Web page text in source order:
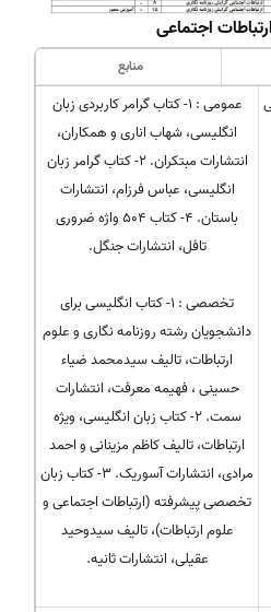
اجتماعی
منابع
عمومی : ۱- کتاب گرامر کاربردی زبان
انگلیسی، شهاب اناری و همکاران،
انتشارات مبتکران. ۲- کتاب گرامر زبان
انگلیسی، عباس فرزام، انتشارات
باستان. ۴- کتاب ۵۰۴ واژه ضروری
تافل، انتشارات جنگل.
تخصصی : ۱- کتاب انگلیسی برای
دانشجویان رشته روزنامه نگاری و علوم
ارتباطات، تالیف سیدمحمد ضیاء
حسینی ، فهیمه معرفت، انتشارات
سمت. ۲- کتاب زبان انگلیسی، ویژه
ارتباطات، تالیف کاظم مزینانی و احمد
مرادی، انتشارات آسوریک. ۳- کتاب زبان
تخصصی پیشرفته (ارتباطات اجتماعی و
علوم ارتباطات)، تالیف سیدوحید
عقیلی، انتشارات ثانیه.